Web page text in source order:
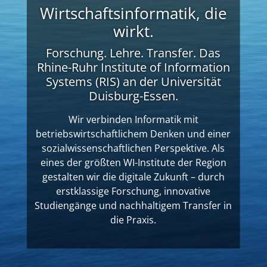
Wirtschaftsinformatik, die
wirkt.
Forschung. Lehre. Transfer. Das
Rhine-Ruhr Institute of Information
Systems (RIS) an der Universität
Duisburg-Essen.
Wir verbinden Informatik mit
betriebswirtschaftlichem Denken und einer
sozialwissenschaftlichen Perspektive. Als
eines der größten WI-Institute der Region
gestalten wir die digitale Zukunft – durch
erstklassige Forschung, innovative
Studiengänge und nachhaltigem Transfer in
die Praxis.